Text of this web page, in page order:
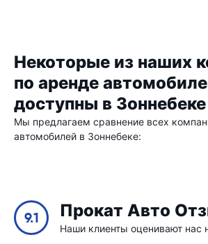
Некоторые из наших
по аренде
доступны в Зоннебеке
Мы предлагаем сравнение всех
автомобилей в Зоннебеке:
9.1 Прокат Авто
Наши клиенты оценивают нас